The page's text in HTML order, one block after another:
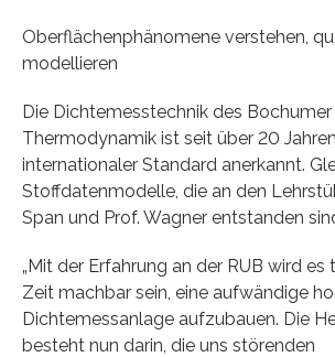
Oberflächenphänomene verstehen,
modellieren
Die Dichtemesstechnik des
Thermodynamik ist seit über 20
internationaler Standard anerkannt.
Stoffdatenmodelle, die an den
Span und Prof. Wagner entstanden
„Mit der Erfahrung an der RUB wird
Zeit machbar sein, eine aufwändige
Dichtemessanlage aufzubauen. Die
besteht nun darin, die uns störenden